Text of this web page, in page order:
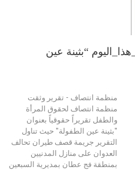
“بثينة عين
منظمة انتصاف - تقرير وثقت
منظمة انتصاف لحقوق المرأة
والطفل تقريراً حقوقياً بعنوان
"بثينة عين الطفولة" حيث تناول
التقرير جريمة قصف طيران تحالف
العدوان على منازل المدنيين
بمنطقة فج عطان بمديرية السبعين